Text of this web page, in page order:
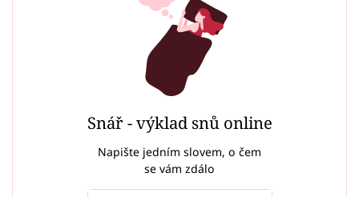
Snář - výklad snů online
Napište jedním slovem, o čem
se vám zdálo